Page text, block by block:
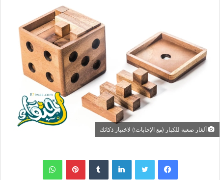
ألغاز صعبة للكبار (مع الإجابات!) لاختبار ذكائك
لينكدإن ‏Tumblr بينتيريستواتساب